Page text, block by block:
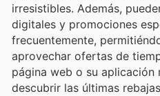
irresistibles. Además,
digitales y promociones
frecuentemente,
aprovechar ofertas de
página web o su aplicación
descubrir las últimas